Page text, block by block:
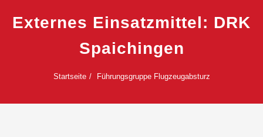
Externes Einsatzmittel: DRK
Spaichingen
Startseite Führungsgruppe Flugzeugabsturz